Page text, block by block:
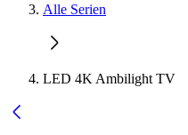
Alle Serien
LED 4K Ambilight TV